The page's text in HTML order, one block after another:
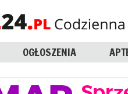
OGŁOSZENIA